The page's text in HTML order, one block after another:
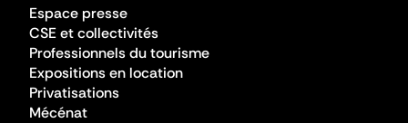
Espace presse
CSE et collectivités
Professionnels du tourisme
Expositions en location
Privatisations
Mécénat